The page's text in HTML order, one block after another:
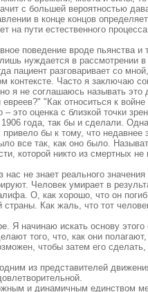
с большей вероятностью
в конце концов
на пути естественного процесса
поведение вроде пьянства и
нуждается в рассмотрении
пациент разговаривает со
контексте. Часто я заключаю
я не соглашаюсь называть это
"Как относиться к войне
это оценка с близкой точки
года, так бы и сделали.
бы к тому, что недавнее
все так, как оно было.
которой никто из смертных не
не знает реального значения
Человек умирает в
О, как хорошо, что он
Как жаль, что тот
Я начинаю искать основу этого
того, что, как они
чтобы затем его
из представителей
и динамичным единством